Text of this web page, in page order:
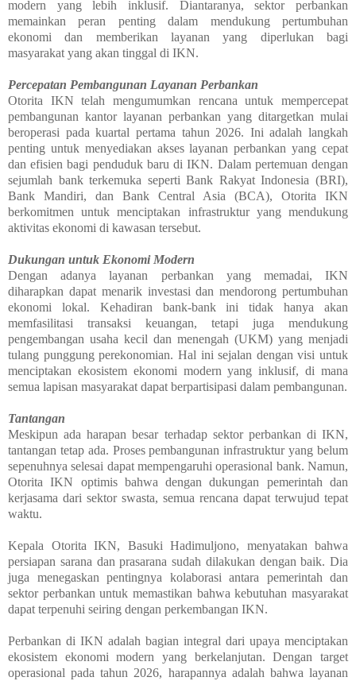
modern yang lebih inklusif. Diantaranya, sektor perbankan
memainkan peran penting dalam mendukung pertumbuhan
ekonomi dan memberikan layanan yang diperlukan bagi
masyarakat yang akan tinggal di IKN.
Percepatan Pembangunan Layanan Perbankan
Otorita IKN telah mengumumkan rencana untuk mempercepat
pembangunan kantor layanan perbankan yang ditargetkan mulai
beroperasi pada kuartal pertama tahun 2026. Ini adalah langkah
penting untuk menyediakan akses layanan perbankan yang cepat
dan efisien bagi penduduk baru di IKN. Dalam pertemuan dengan
sejumlah bank terkemuka seperti Bank Rakyat Indonesia (BRI),
Bank Mandiri, dan Bank Central Asia (BCA), Otorita IKN
berkomitmen untuk menciptakan infrastruktur yang mendukung
aktivitas ekonomi di kawasan tersebut.
Dukungan untuk Ekonomi Modern
Dengan adanya layanan perbankan yang memadai, IKN
diharapkan dapat menarik investasi dan mendorong pertumbuhan
ekonomi lokal. Kehadiran bank-bank ini tidak hanya akan
memfasilitasi transaksi keuangan, tetapi juga mendukung
pengembangan usaha kecil dan menengah (UKM) yang menjadi
tulang punggung perekonomian. Hal ini sejalan dengan visi untuk
menciptakan ekosistem ekonomi modern yang inklusif, di mana
semua lapisan masyarakat dapat berpartisipasi dalam pembangunan.
Tantangan
Meskipun ada harapan besar terhadap sektor perbankan di IKN,
tantangan tetap ada. Proses pembangunan infrastruktur yang belum
sepenuhnya selesai dapat mempengaruhi operasional bank. Namun,
Otorita IKN optimis bahwa dengan dukungan pemerintah dan
kerjasama dari sektor swasta, semua rencana dapat terwujud tepat
waktu.
Kepala Otorita IKN, Basuki Hadimuljono, menyatakan bahwa
persiapan sarana dan prasarana sudah dilakukan dengan baik. Dia
juga menegaskan pentingnya kolaborasi antara pemerintah dan
sektor perbankan untuk memastikan bahwa kebutuhan masyarakat
dapat terpenuhi seiring dengan perkembangan IKN.
Perbankan di IKN adalah bagian integral dari upaya menciptakan
ekosistem ekonomi modern yang berkelanjutan. Dengan target
operasional pada tahun 2026, harapannya adalah bahwa layanan